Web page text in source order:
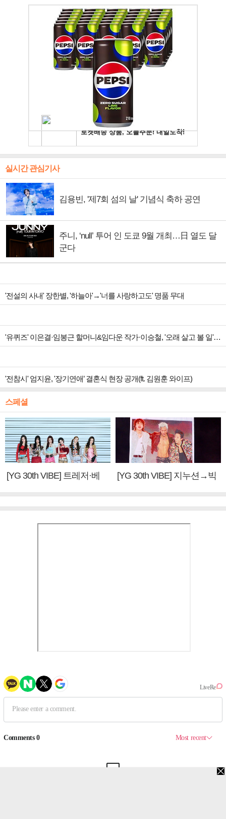
실시간 관심기사
김용빈, '제7회 섬의 날' 기념식 축하 공연
주니, ‘null’ 투어 인 도쿄 9월 개최…日 열도 달
군다
'전설의 사내' 장한별, '하늘아'→'너를 사랑하고도' 명품 무대
'유퀴즈' 이은결·임봉근 할머니&임다운 작가·이승철, '오래 살고 볼 일' 특집 출격
'전참시' 엄지윤, '장기연애’ 결혼식 현장 공개(ft. 김원훈 와이프)
스페셜
[YG 30th VIBE] 트레저·베
[YG 30th VIBE] 지누션→빅